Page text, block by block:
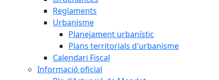
Reglaments
Urbanisme
Planejament urbanístic
Plans territorials d'urbanisme
Calendari Fiscal
Informació oficial